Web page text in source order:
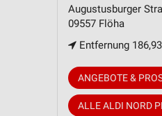
Augustusburger
09557 Flöha
Entfernung
ANGEBOTE &
ALLE ALDI NORD